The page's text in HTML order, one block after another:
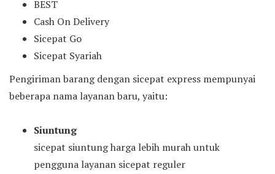
BEST
Cash On Delivery
Sicepat Go
Sicepat Syariah
Pengiriman barang dengan sicepat express mempunyai
beberapa nama layanan baru, yaitu:
Siuntung
sicepat siuntung harga lebih murah untuk
pengguna layanan sicepat reguler